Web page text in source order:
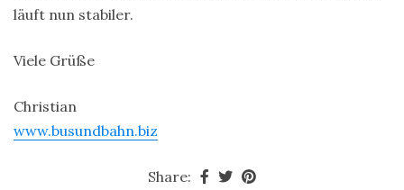
läuft nun stabiler.
Viele Grüße
Christian
www.busundbahn.biz
Share: